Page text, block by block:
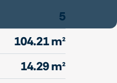
5
104.21 m²
14.29 m²